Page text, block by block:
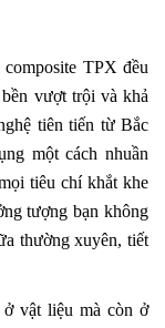
TPX đều
vượt trội và khả
tiên tiến từ Bắc
một cách nhuần
tiêu chí khắt khe
tượng bạn không
thường xuyên, tiết
vật liệu mà còn ở